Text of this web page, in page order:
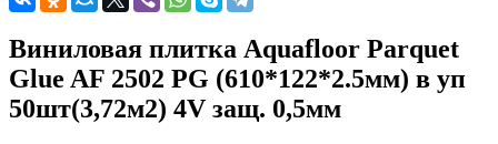
Виниловая плитка Aquafloor Parquet
Glue AF 2502 PG (610*122*2.5мм) в уп
50шт(3,72м2) 4V защ. 0,5мм